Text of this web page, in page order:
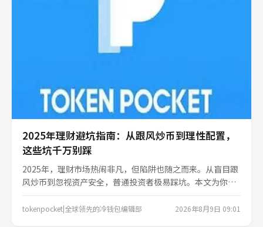
2025年理财避坑指南：从跟风炒币到理性配置，
这些坑千万别踩
2025年，理财市场热闹非凡，但陷阱也随之而来。从盲目跟
风炒币到忽视资产安全，普通投资者极易踩坑。本文为你梳
议，助你避开雷区，稳健前行。
tokenpocket|全球领先的冷钱包编辑部 2026年8月9日 09:01